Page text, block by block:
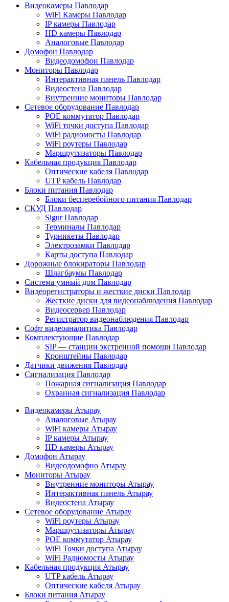
Видеокамеры Павлодар
WiFi Камеры Павлодар
IP камеры Павлодар
HD камеры Павлодар
Аналоговые Павлодар
Домофон Павлодар
Видеодомофон Павлодар
Мониторы Павлодар
Интерактивная панель Павлодар
Видеостена Павлодар
Внутренние мониторы Павлодар
Сетевое оборудование Павлодар
POE коммутатор Павлодар
WiFi точки доступа Павлодар
WiFi радиомосты Павлодар
WiFi роутеры Павлодар
Маршрутизаторы Павлодар
Кабельная продукция Павлодар
Оптические кабеля Павлодар
UTP кабель Павлодар
Блоки питания Павлодар
Блоки бесперебойного питания Павлодар
СКУД Павлодар
Sigur Павлодар
Терминалы Павлодар
Турникеты Павлодар
Электрозамки Павлодар
Карты доступа Павлодар
Дорожные блокираторы Павлодар
Шлагбаумы Павлодар
Система умный дом Павлодар
Видеорегистраторы и жесткие диски Павлодар
Жесткие диски для видеонаблюдения Павлодар
Видеосервер Павлодар
Регистратор видеонаблюдения Павлодар
Софт видеоаналитика Павлодар
Комплектующие Павлодар
SIP — станции экстренной помощи Павлодар
Кронштейны Павлодар
Датчики движения Павлодар
Сигнализация Павлодар
Пожарная сигнализация Павлодар
Охранная сигнализация Павлодар
Видеокамеры Атырау
Аналоговые Атырау
WiFi камеры Атырау
IP камеры Атырау
HD камеры Атырау
Домофон Атырау
Видеодомофно Атырау
Мониторы Атырау
Внутренние мониторы Атырау
Интерактивная панель Атырау
Видеостена Атырау
Сетевое оборудование Атырау
WiFi роутеры Атырау
Маршрутизаторы Атырау
POE коммутатор Атырау
WiFi Точки доступа Атырау
WiFi Радиомосты Атырау
Кабельная продукция Атырау
UTP кабель Атырау
Оптические кабеля Атырау
Блоки питания Атырау